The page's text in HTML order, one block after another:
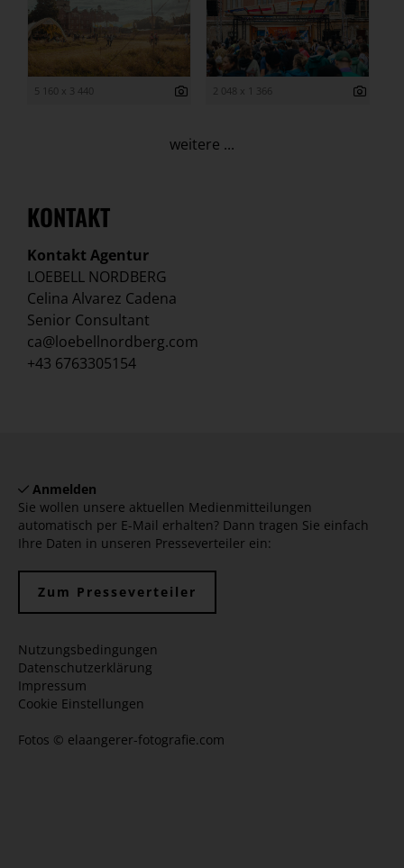
5 160 x 3 440 2 048 x 1 366
weitere ...
KONTAKT
Kontakt Agentur
LOEBELL NORDBERG
Celina Alvarez Cadena
Senior Consultant
ca@loebellnordberg.com
+43 6763305154
Anmelden
Sie wollen unsere aktuellen Medienmitteilungen
automatisch per E-Mail erhalten? Dann tragen Sie einfach
Ihre Daten in unseren Presseverteiler ein:
Zum Presseverteiler
Nutzungsbedingungen
Datenschutzerklärung
Impressum
Cookie Einstellungen
Fotos © elaangerer-fotografie.com